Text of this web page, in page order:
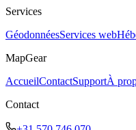
Services
GéodonnéesServices web
MapGear
AccueilContactSupportÀ
Contact